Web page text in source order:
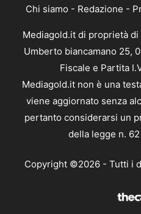
Chi siamo - Redazione -
Mediagold.it di proprietà
Umberto biancamano 25,
Fiscale e Partita
Mediagold.it non è una
viene aggiornato senza
pertanto considerarsi un
della legge n.
Copyright ©2026 - Tutti i